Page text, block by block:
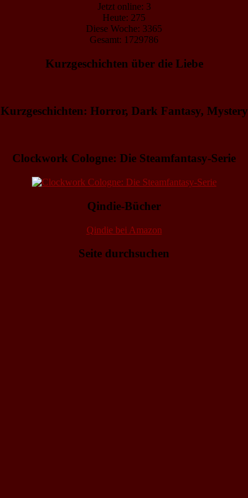
Jetzt online: 3
Heute: 275
Diese Woche: 3365
Gesamt: 1729786
Kurzgeschichten über die Liebe
Kurzgeschichten: Horror, Dark Fantasy, Mystery
Clockwork Cologne: Die Steamfantasy-Serie
Qindie-Bücher
Qindie bei Amazon
Seite durchsuchen